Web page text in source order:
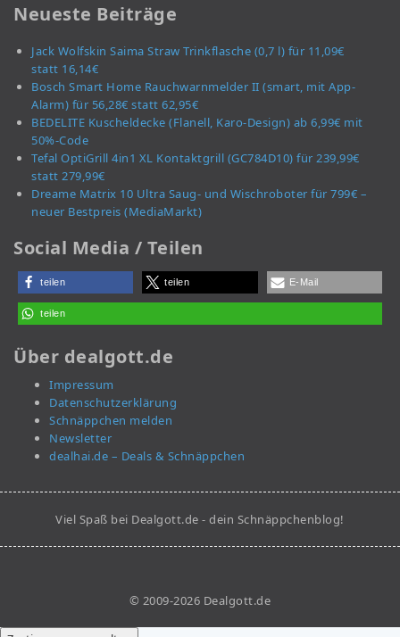
Neueste Beiträge
Jack Wolfskin Saima Straw Trinkflasche (0,7 l) für 11,09€
statt 16,14€
Bosch Smart Home Rauchwarnmelder II (smart, mit App-
Alarm) für 56,28€ statt 62,95€
BEDELITE Kuscheldecke (Flanell, Karo-Design) ab 6,99€ mit
50%-Code
Tefal OptiGrill 4in1 XL Kontaktgrill (GC784D10) für 239,99€
statt 279,99€
Dreame Matrix 10 Ultra Saug- und Wischroboter für 799€ –
neuer Bestpreis (MediaMarkt)
Social Media / Teilen
teilen teilen E-Mail
teilen
Über dealgott.de
Impressum
Datenschutzerklärung
Schnäppchen melden
Newsletter
dealhai.de – Deals & Schnäppchen
Viel Spaß bei Dealgott.de - dein Schnäppchenblog!
© 2009-2026 Dealgott.de